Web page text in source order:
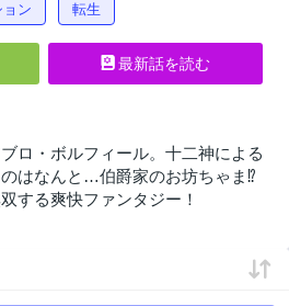
ョン 転生
最新話を読む
ロ・ボルフィール。十二神による
はなんと…伯爵家のお坊ちゃま⁉
する爽快ファンタジー！